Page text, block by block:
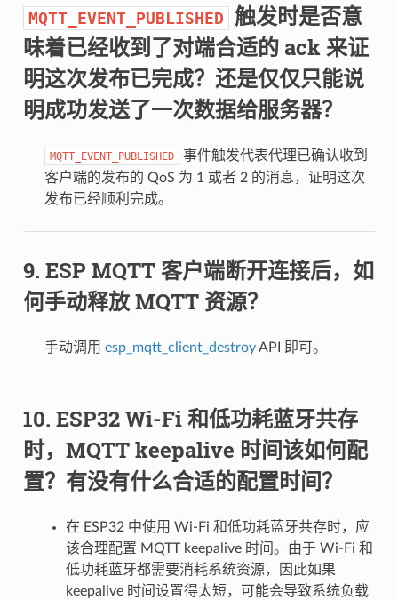
MQTT_EVENT_PUBLISHED 触发时是否意
味着已经收到了对端合适的 ack 来证
明这次发布已完成？还是仅仅只能说
明成功发送了一次数据给服务器？
MQTT_EVENT_PUBLISHED
事件触发代表代理已确认收到
客户端的发布的 QoS 为 1 或者 2 的消息，证明这次
发布已经顺利完成。
ESP MQTT 客户端断开连接后，如
何手动释放 MQTT 资源？
手动调用 esp_mqtt_client_destroyAPI 即可。
ESP32 Wi-Fi 和低功耗蓝牙共存
时，MQTT keepalive 时间该如何配
置？有没有什么合适的配置时间？
在 ESP32 中使用 Wi-Fi 和低功耗蓝牙共存时，应
该合理配置 MQTT keepalive 时间。由于 Wi-Fi 和
低功耗蓝牙都需要消耗系统资源，因此如果
keepalive 时间设置得太短，可能会导致系统负载